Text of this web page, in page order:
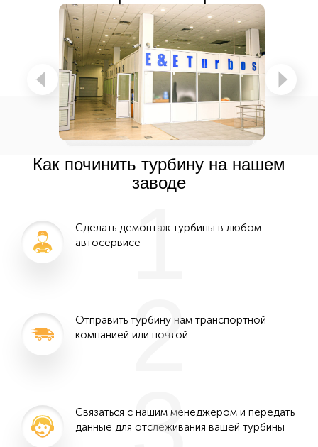
Как починить турбину на нашем
заводе
Сделать демонтаж турбины в любом
автосервисе1
Отправить турбину нам транспортной
компанией или почтой
2
Связаться с нашим менеджером и передать
данные для отслеживания вашей турбины